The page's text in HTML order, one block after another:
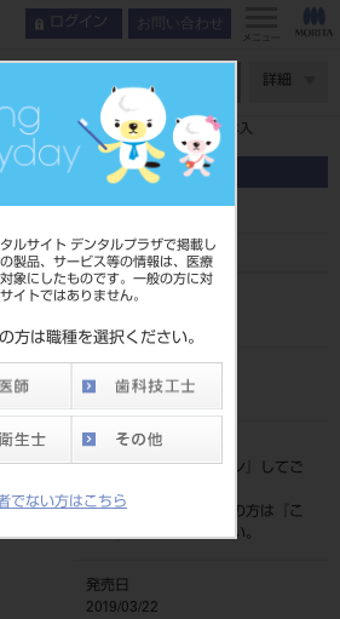
ルサイト デンタルプラザで掲載し
製品、サービス等の情報は、医療
象にしたものです。一般の方に対
イトではありません。
方は職種を選択ください。
でない方はこちら
ログイン お問い合わせ
メニュー
詳細
ホワイトプラス ブラシ レギュラー 1本入
わせ
ラス ブラシ レギュラー 1本入
品目コード
8710103869832
標準価格
価格の確認は『ログイン
』してご
ネット会員登録がまだの方は『
こ
ちら』より登録ください。
発売日
2019/03/22
使用方法
グシステム (ハンドル)
パワーフロッサー 3000
セット